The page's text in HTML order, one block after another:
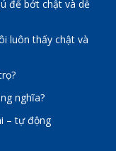
để bớt chật và dễ
luôn thấy chật và
nghĩa?
– tự động